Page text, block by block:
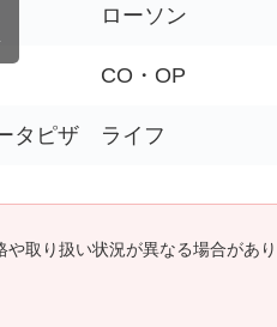
ローソン
CO・OP
タピザ ライフ
取り扱い状況が異なる場合があ